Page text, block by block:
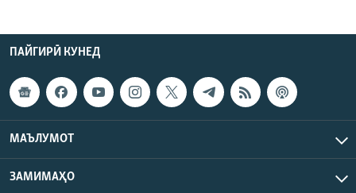
ПАЙГИРӢ КУНЕД
МАЪЛУМОТ
ЗАМИМАҲО